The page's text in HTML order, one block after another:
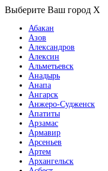
Выберите Ваш город X
Абакан
Азов
Александров
Алексин
Альметьевск
Анадырь
Анапа
Ангарск
Анжеро-Судженск
Апатиты
Арзамас
Армавир
Арсеньев
Артем
Архангельск